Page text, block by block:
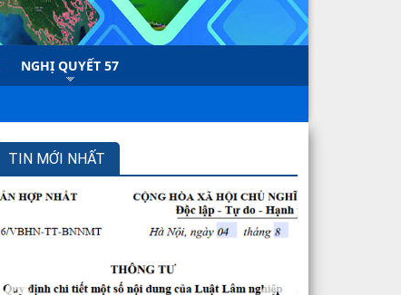
NGHỊ QUYẾT 57
TIN MỚI NHẤT